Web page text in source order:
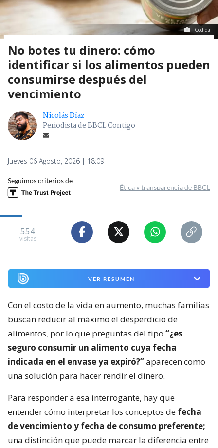
Cedida
No botes tu dinero: cómo
identificar si los alimentos pueden
consumirse después del
vencimiento
Nicolás Díaz
Periodista de BBCL Contigo
Jueves 06 Agosto, 2026 | 18:09
Seguimos criterios de
Ética y transparencia de BBCL
554
visitas
VER RESUMEN
Con el costo de la vida en aumento, muchas familias
buscan reducir al máximo el desperdicio de
alimentos, por lo que preguntas del tipo “¿es
seguro consumir un alimento cuya fecha
indicada en el envase ya expiró?”aparecen como
una solución para hacer rendir el dinero.
Para responder a esa interrogante, hay que
entender cómo interpretar los conceptos de fecha
de vencimiento y fecha de consumo preferente;
una distinción que puede marcar la diferencia entre